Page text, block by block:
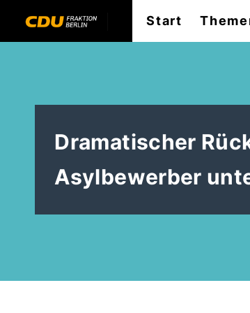
Start
Dramatischer
Asylbewerber